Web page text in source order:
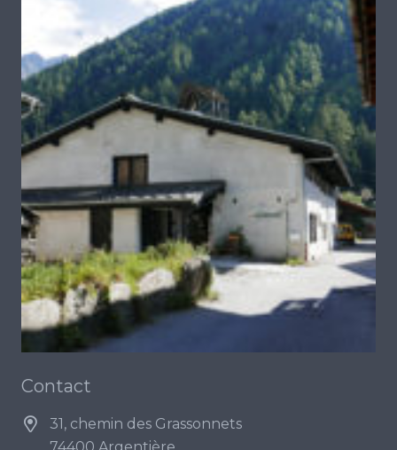
Contact
31, chemin des Grassonnets